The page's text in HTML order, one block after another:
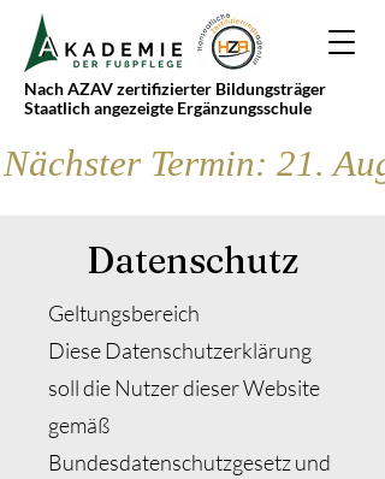
Nach AZAV zertifizierter Bildungsträger
Staatlich angezeigte Ergänzungsschule
Nächster Termin: 21.
Datenschutz
Geltungsbereich
Diese Datenschutzerklärung
soll die Nutzer dieser Website
gemäß
Bundesdatenschutzgesetz und